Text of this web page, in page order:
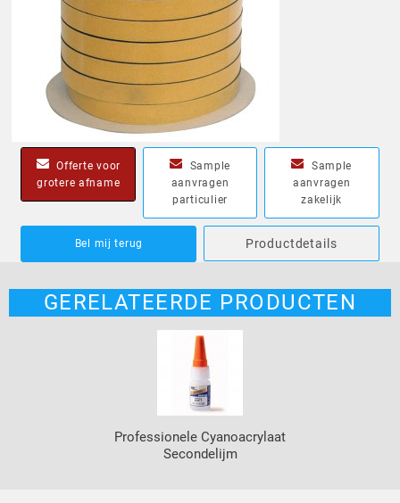
Offerte voor
grotere afname
Sample
aanvragen
particulier
Sample
aanvragen
zakelijk
Bel mij terug Productdetails
GERELATEERDE PRODUCTEN
Professionele Cyanoacrylaat
Secondelijm